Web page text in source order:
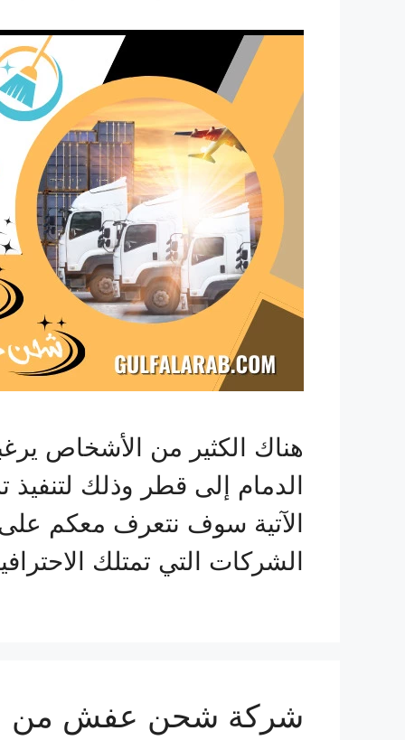
هناك الكثير من الأشخاص
الدمام إلى قطر وذلك
الآتية سوف نتعرف معكم
الشركات التي تمتلك
شركة شحن عفش من الدمام